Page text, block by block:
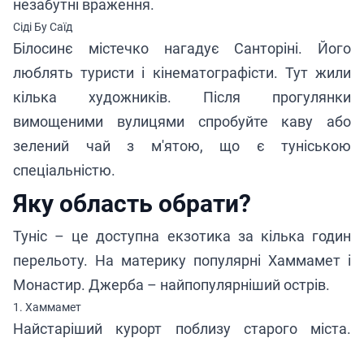
незабутні враження.
Сіді Бу Саїд
Білосинє містечко нагадує Санторіні. Його
люблять туристи і кінематографісти. Тут жили
кілька художників. Після прогулянки
вимощеними вулицями спробуйте каву або
зелений чай з м'ятою, що є туніською
спеціальністю.
Яку область обрати?
Туніс – це доступна екзотика за кілька годин
перельоту. На материку популярні Хаммамет і
Монастир. Джерба – найпопулярніший острів.
1. Хаммамет
Найстаріший курорт поблизу старого міста.